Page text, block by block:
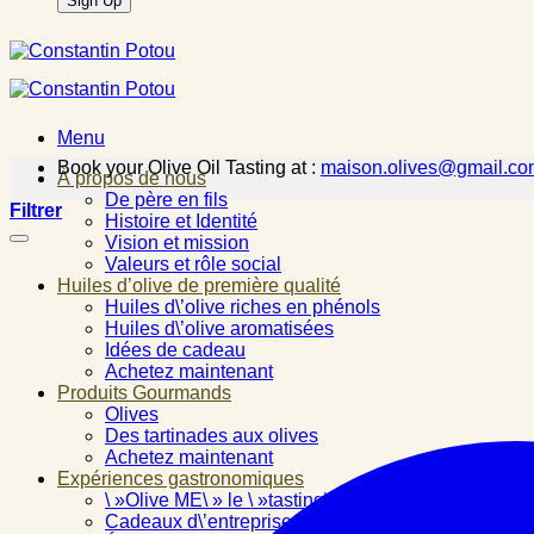
Menu
À propos de nous
De père en fils
Histoire et Identité
Vision et mission
Valeurs et rôle social
Huiles d’olive de première qualité
Huiles d\’olive riches en phénols
Huiles d\’olive aromatisées
Idées de cadeau
Achetez maintenant
Produits Gourmands
Olives
Des tartinades aux olives
Achetez maintenant
Expériences gastronomiques
\ »Olive ME\ » le \ »tasting\ »
Cadeaux d\’entreprise
Book your Olive Oil Tasting at :
Filtrer